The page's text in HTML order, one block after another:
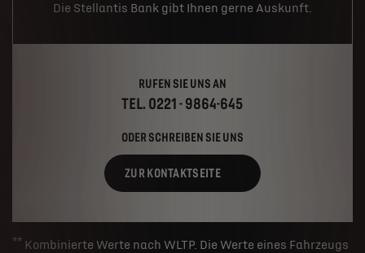
Die Stellantis Bank gibt Ihnen gerne Auskunft.
RUFEN SIE UNS AN
TEL. 0221 - 9864-645
ODER SCHREIBEN SIE UNS
ZUR KONTAKTSEITE
** Kombinierte Werte nach WLTP. Die Werte eines Fahrzeugs